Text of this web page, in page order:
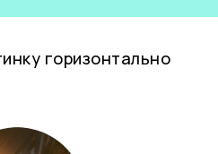
горизонтально